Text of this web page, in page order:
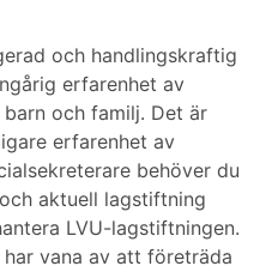
och handlingskraftig
erfarenhet av
och familj. Det är
erfarenhet av
behöver du
aktuell lagstiftning
LVU-lagstiftningen.
vana av att företräda